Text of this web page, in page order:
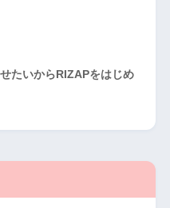
たいからRIZAPをはじめ